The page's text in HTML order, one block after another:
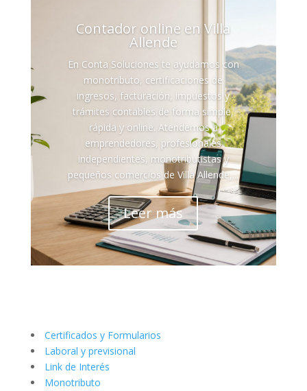
Contador online en Villa
Allende
En Conta Soluciones te ayudamos con
monotributo, certificaciones de
ingresos, facturación, impuestos y
trámites contables de forma simple,
rápida y online. Atendemos a
emprendedores, profesionales
independientes, monotributistas y
pequeños comercios de Villa Allende,...
Leer más
Certificados y Formularios
Laboral y previsional
Link de Interés
Monotributo